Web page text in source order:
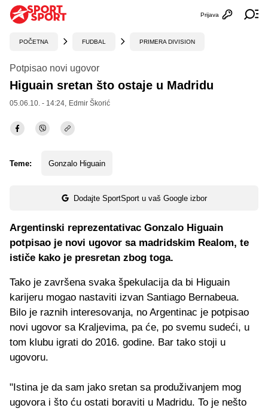
Otvori
Prijava
POČETNA FUDBAL PRIMERA DIVISION
Potpisao novi ugovor
Higuain sretan što ostaje u Madridu
05.06.10. - 14:24, Edmir Škorić
Teme: Gonzalo Higuain
Dodajte SportSport u vaš Google izbor
Argentinski reprezentativac Gonzalo Higuain
potpisao je novi ugovor sa madridskim Realom, te
ističe kako je presretan zbog toga.
Tako je završena svaka špekulacija da bi Higuain
karijeru mogao nastaviti izvan Santiago Bernabeua.
Bilo je raznih interesovanja, no Argentinac je potpisao
novi ugovor sa Kraljevima, pa će, po svemu sudeći, u
tom klubu igrati do 2016. godine. Bar tako stoji u
ugovoru.
"Istina je da sam jako sretan sa produživanjem mog
ugovora i što ću ostati boraviti u Madridu. To je nešto